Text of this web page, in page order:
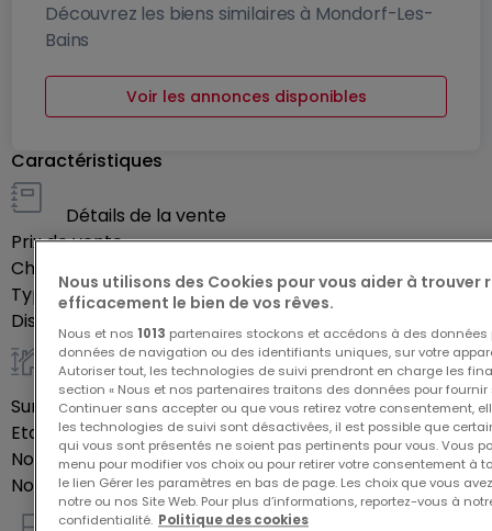
Découvrez les biens similaires à Mondorf-Les-
Bains
Voir les annonces disponibles
Caractéristiques
Détails de la vente
Prix de vente-
Charges mensuelles
Type de mandatExclusif
Disponibilité
Général
Surface habitable63,31m²
Etage du bien1
Nombre de pièces7
Nombre de chambres1
Nous utilisons des Cookies pour vous aider à trouver
efficacement le bien de vos rêves.
Nous et nos 1013 partenaires stockons et accédons à des
données de navigation ou des identifiants uniques, sur votre
Autoriser tout, les technologies de suivi prendront en charge les
section « Nous et nos partenaires traitons des données pour fournir
Continuer sans accepter ou que vous retirez votre consentement,
les technologies de suivi sont désactivées, il est possible que
qui vous sont présentés ne soient pas pertinents pour vous. Vous
menu pour modifier vos choix ou pour retirer votre consentement à
le lien Gérer les paramètres en bas de page. Les choix que vous
notre ou nos Site Web. Pour plus d’informations, reportez-vous à
confidentialité. Politique des cookies